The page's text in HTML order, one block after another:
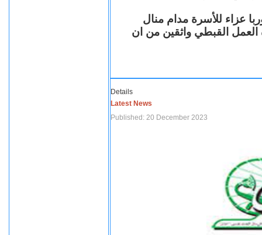
عزاء للأسرة مدام منال
العمل القبطي واثقين من ان
Details
Latest News
Published: 20 December 2023